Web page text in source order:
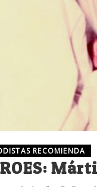
RECOMIENDA